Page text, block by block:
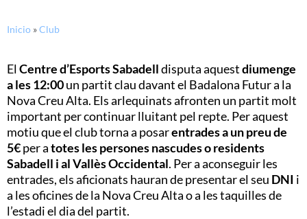
Inicio »Club
ElCentre d’Esports Sabadelldisputa aquestdiumenge
a les 12:00un partit clau davant el Badalona Futur a la
Nova Creu Alta. Els arlequinats afronten un partit molt
important per continuar lluitant pel repte. Per aquest
motiu que el club torna a posarentrades a un preu de
5€per atotes les persones nascudes o residents
Sabadell i al Vallès Occidental. Per a aconseguir les
entrades, els aficionats hauran de presentar el seu DNI i
a les oficines de la Nova Creu Alta o a les taquilles de
l’estadi el dia del partit.